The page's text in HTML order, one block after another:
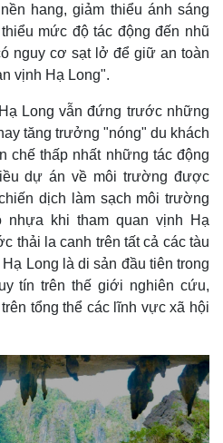
hang, giảm thiểu ánh sáng
mức độ tác động đến nhũ
nguy cơ sạt lở để giữ an toàn
vịnh Hạ Long".
Long vẫn đứng trước những
tăng trưởng "nóng" du khách
chế thấp nhất những tác động
dự án về môi trường được
dịch làm sạch môi trường
nhựa khi tham quan vịnh Hạ
thải la canh trên tất cả các tàu
Long là di sản đầu tiên trong
tín trên thế giới nghiên cứu,
tổng thể các lĩnh vực xã hội